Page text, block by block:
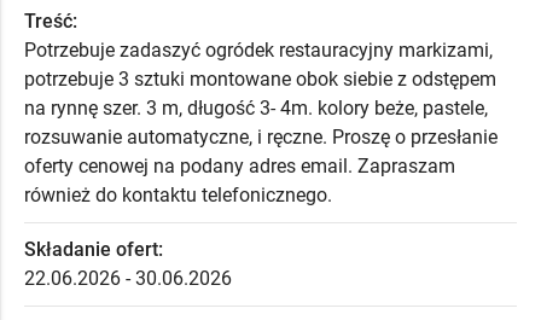
Treść:
Potrzebuje zadaszyć ogródek restauracyjny markizami,
potrzebuje 3 sztuki montowane obok siebie z odstępem
na rynnę szer. 3 m, długość 3- 4m. kolory beże, pastele,
rozsuwanie automatyczne, i ręczne. Proszę o przesłanie
oferty cenowej na podany adres email. Zapraszam
również do kontaktu telefonicznego.
Składanie ofert:
22.06.2026 - 30.06.2026